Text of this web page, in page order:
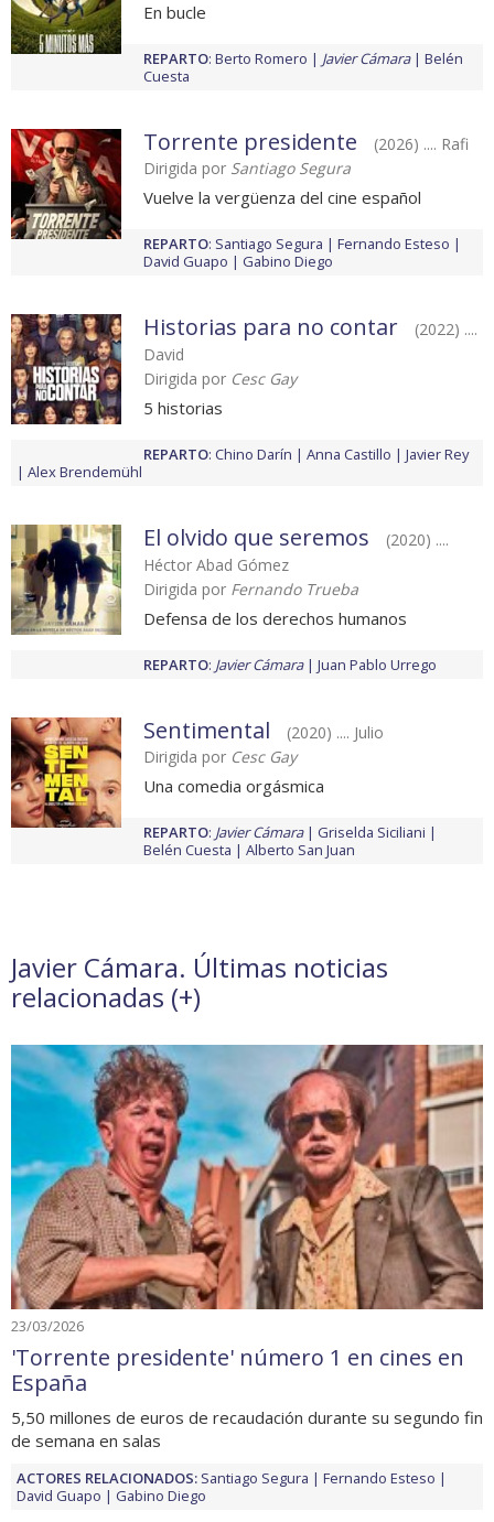
En bucle
REPARTO: Berto Romero Javier Cámara
Belén
Cuesta
Torrente presidente
(2026) .... Rafi
Dirigida por Santiago Segura
Vuelve la vergüenza del cine español
REPARTO: Santiago Segura
Fernando Esteso
David Guapo
Gabino Diego
Historias para no contar
(2022) ....
David
Dirigida por Cesc Gay
5 historias
REPARTO: Chino Darín Anna Castillo
Javier Rey
Alex Brendemühl
El olvido que seremos
(2020) ....
Héctor Abad Gómez
Dirigida por Fernando Trueba
Defensa de los derechos humanos
REPARTO: Javier Cámara Juan Pablo Urrego
Sentimental
(2020) .... Julio
Dirigida por Cesc Gay
Una comedia orgásmica
REPARTO: Javier Cámara
Griselda Siciliani
Belén Cuesta
Alberto San Juan
Javier Cámara. Últimas noticias
relacionadas (+)
23/03/2026
'Torrente presidente' número 1 en cines en
España
5,50 millones de euros de recaudación durante su segundo fin
de semana en salas
ACTORES RELACIONADOS: Santiago Segura
Fernando Esteso
David Guapo
Gabino Diego